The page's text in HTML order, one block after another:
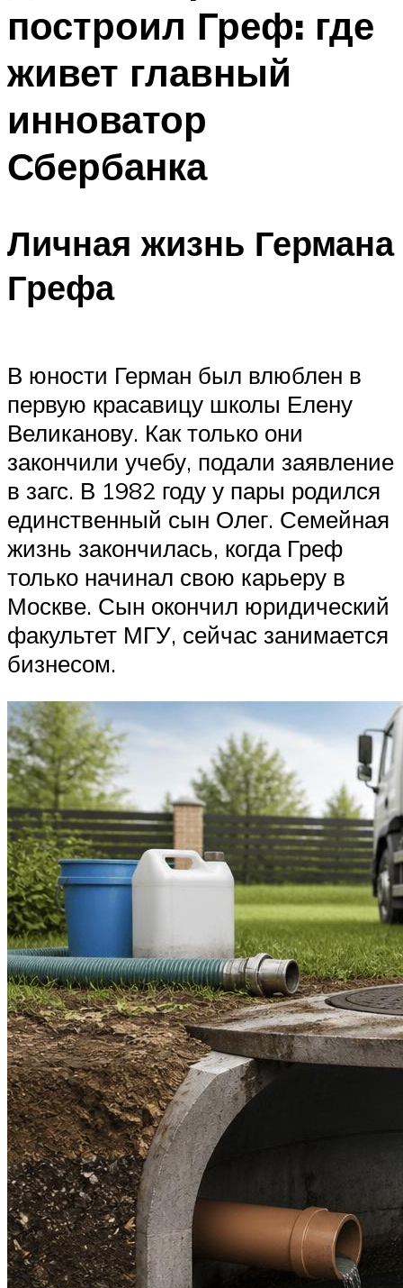
Меню
построил Греф: где
живет главный
инноватор
Сбербанка
Личная жизнь Германа
Грефа
В юности Герман был влюблен в
первую красавицу школы Елену
Великанову. Как только они
закончили учебу, подали заявление
в загс. В 1982 году у пары родился
единственный сын Олег. Семейная
жизнь закончилась, когда Греф
только начинал свою карьеру в
Москве. Сын окончил юридический
факультет МГУ, сейчас занимается
бизнесом.